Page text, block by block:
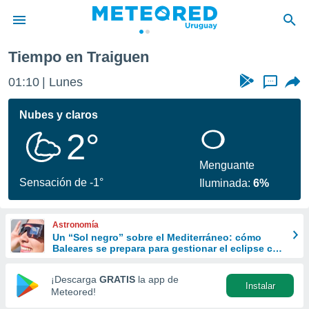
de
ha
calidad.
a este
las
y
forma
digital
basada
Tiempo en Traiguen
01:10 Lunes ...
Nubes y claros
2°
Sensación de -1°
Menguante
Iluminada:6%
Astronomía
Un “Sol negro” sobre el Mediterráneo: cómo
Baleares se prepara para gestionar el eclipse con
¡Descarga GRATIS la app de
Meteored!
Instalar